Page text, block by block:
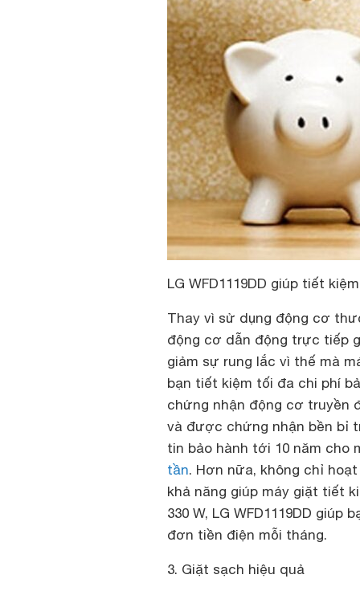
LG WFD1119DD giúp tiết
Thay vì sử dụng động cơ
động cơ dẫn động trực tiếp
giảm sự rung lắc vì thế mà
bạn tiết kiệm tối đa chi phí
chứng nhận động cơ truyền
và được chứng nhận bền bỉ
tin bảo hành tới 10 năm
tần. Hơn nữa, không chỉ
khả năng giúp máy giặt tiết
330 W, LG WFD1119DD giúp
đơn tiền điện mỗi tháng.
3. Giặt sạch hiệu quả